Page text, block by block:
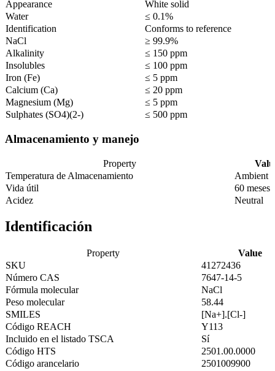
Appearance
White solid
Water
≤ 0.1%
Identification
Conforms to reference
NaCl
≥ 99.9%
Alkalinity
≤ 150 ppm
Insolubles
≤ 100 ppm
Iron (Fe)
≤ 5 ppm
Calcium (Ca)
≤ 20 ppm
Magnesium (Mg)
≤ 5 ppm
Sulphates (SO4)(2-)
≤ 500 ppm
Almacenamiento y manejo
Property
Temperatura de Almacenamiento
Ambient
Vida útil
60 meses
Acidez
Neutral
Identificación
Property
Value
SKU
41272436
Número CAS
7647-14-5
Fórmula molecular
NaCl
Peso molecular
58.44
SMILES
[Na+].[Cl-]
Código REACH
Y113
Incluido en el listado TSCA
Sí
Código HTS
2501.00.0000
Código arancelario
2501009900